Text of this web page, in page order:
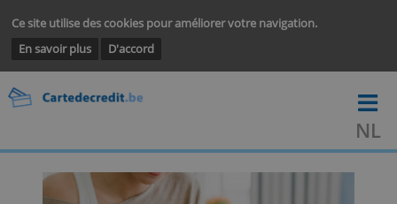
Ce site utilise des cookies pour améliorer votre navigation.
En savoir plus
D'accord